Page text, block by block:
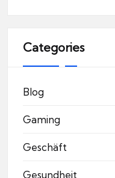
Categories
Blog
Gaming
Geschäft
Gesundheit